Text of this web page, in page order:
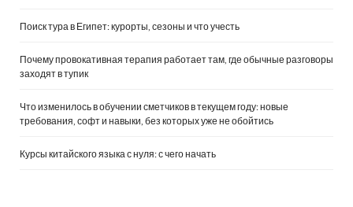
Поиск тура в Египет: курорты, сезоны и что учесть
Почему провокативная терапия работает там, где обычные разговоры
заходят в тупик
Что изменилось в обучении сметчиков в текущем году: новые
требования, софт и навыки, без которых уже не обойтись
Курсы китайского языка с нуля: с чего начать